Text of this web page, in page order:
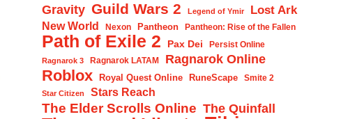
Gravity Guild Wars 2 Legend of Ymir Lost Ark
New World Nexon Pantheon Pantheon: Rise of the Fallen
Path of Exile 2 Pax Dei Persist Online
Ragnarok 3 Ragnarok LATAM Ragnarok Online
Roblox Royal Quest Online RuneScape Smite 2
Star Citizen Stars Reach
The Elder Scrolls Online The Quinfall